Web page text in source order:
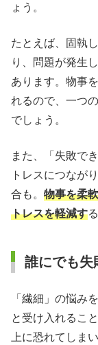
ょう。
たとえば、固執
り、問題が発生
あります。物事
れるので、一つ
でしょう。
また、「失敗で
トレスにつなが
合も。 物事を柔
トレスを軽減す
誰にでも失
「繊細」の悩み
と受け入れるこ
上に恐れてしま